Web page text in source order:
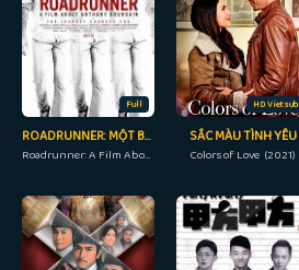
Full
ROADRUNNER: MỘT BỘ PHIM VỀ ANTHONY BOURDAIN
Roadrunner: A Film About Anthony Bourdain (2021)
HD Vietsub
SẮC MÀU TÌNH YÊU
Colors of Love (2021)